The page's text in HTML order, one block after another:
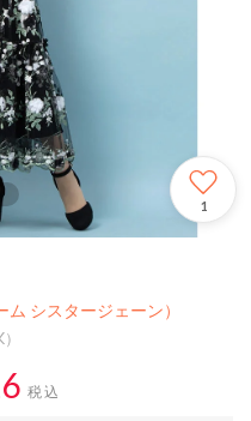
1
ム シスタージェーン）
税込